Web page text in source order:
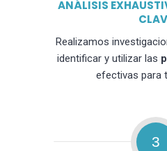
ANÁLISIS
Realizamos
identificar y utilizar las
efectivas para
3